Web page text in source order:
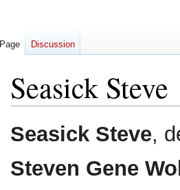
Seasick Steve
Aller
à
navigation
Aller
à
recherche
Seasick Steve,
Steven Gene
Page Discussion